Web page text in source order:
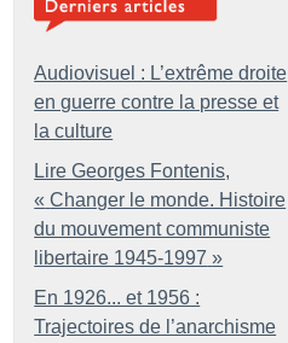
Audiovisuel : L’extrême droite
en guerre contre la presse et
la culture
Lire Georges Fontenis,
« Changer le monde. Histoire
du mouvement communiste
libertaire 1945-1997 »
En 1926... et 1956 :
Trajectoires de l’anarchisme